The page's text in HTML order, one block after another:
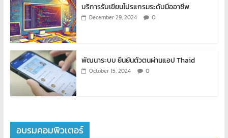
บริการรับเขียนโปรแกรมระดับมืออาชีพ
December 29, 2024 0
พัฒนาระบบ ยืนยันตัวตนผ่านแอป Thaid
October 15, 2024 0
อบรมคอมพิวเตอร์